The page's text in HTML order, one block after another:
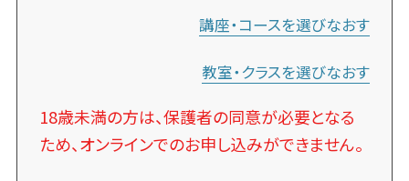
講座・コースを選びなおす
教室・クラスを選びなおす
18歳未満の方は、保護者の同意が必要となる
ため、オンラインでのお申し込みができません。